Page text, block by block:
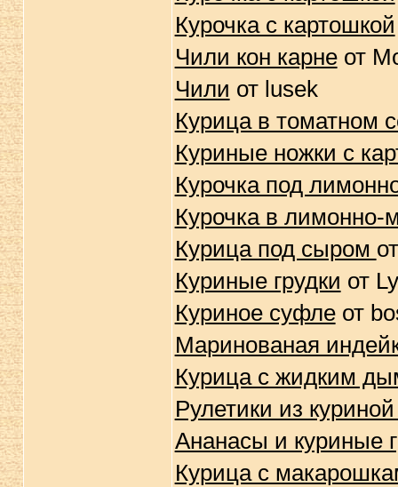
Курочка с картошкой
Чили кон карнеот
Чили от lusek
Курица в томатном
Куриные ножки с
Курочка под
Курочка в лимонно-
Курица под сыром
Куриные грудки от
Куриное суфлеот
Маринованая
Курица с жидким
Рулетики из
Ананасы и куриные
Курица с